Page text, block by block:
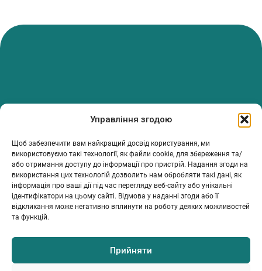
Управління згодою
Щоб забезпечити вам найкращий досвід користування, ми
використовуємо такі технології, як файли cookie, для збереження та/
або отримання доступу до інформації про пристрій. Надання згоди на
використання цих технологій дозволить нам обробляти такі дані, як
інформація про ваші дії під час перегляду веб-сайту або унікальні
ідентифікатори на цьому сайті. Відмова у наданні згоди або її
відкликання може негативно вплинути на роботу деяких можливостей
та функцій.
Прийняти
PanTerrea — спільнота, що дбає про фермерів.
Ми об’єднуємо людей, досвід і рішення, щоб допомагати вам
розвивати ферму з упевненістю та підтримкою.
ТОВ Пантерея
ЄДРПОУ 46213847
76018, Україна, Івано-Франківський р-н, Івано-Франківська
обл., місто Івано-Франківськ, вулиця Сахарова Академіка,
будинок 23
Каталог
Умови та положення
info@panterrea.com